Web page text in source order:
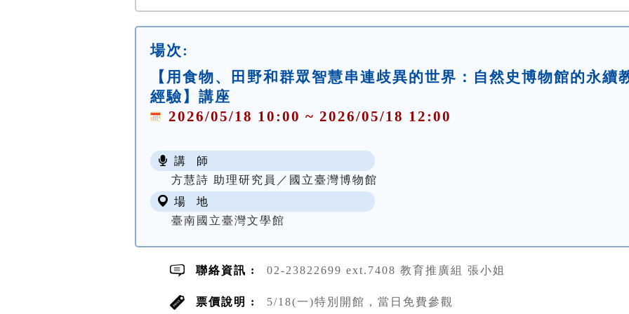
場次:
【用食物、田野和群眾智慧串連歧異的世界：自然史博物館的永續
經驗】講座
2026/05/18 10:00 ~ 2026/05/18 12:00
講 師
方慧詩 助理研究員／國立臺灣博物館
場 地
臺南國立臺灣文學館
聯絡資訊 : 02-23822699 ext.7408 教育推廣組 張小姐
票價說明 : 5/18(一)特別開館，當日免費參觀